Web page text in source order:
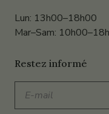
Lun: 13h00–18h00
Mar–Sam:
Restez informé
mail